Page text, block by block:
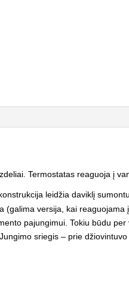
Termostatas reaguoja į
leidžia daviklį
versija, kai reaguojama
pajungimui. Tokiu būdu
Jungimo sriegis – prie